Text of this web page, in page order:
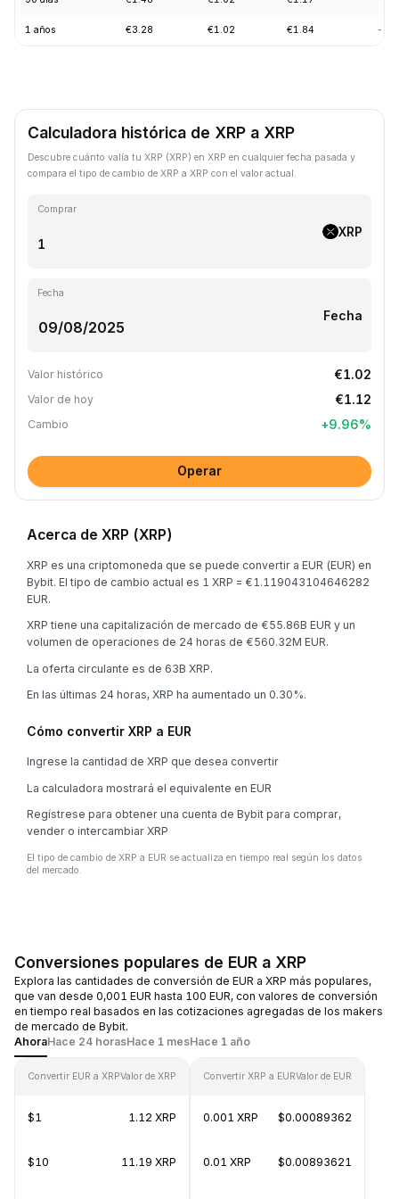
1 años €3.28 €1.02 €1.84 -
Calculadora histórica de XRP a XRP
Descubre cuánto valía tu XRP (XRP) en XRP en cualquier fecha pasada y
compara el tipo de cambio de XRP a XRP con el valor actual.
Comprar
XRP
Fecha
Fecha
Valor histórico €1.02
Valor de hoy €1.12
Cambio +9.96%
Operar
Acerca de XRP (XRP)
XRP es una criptomoneda que se puede convertir a EUR (EUR) en
Bybit. El tipo de cambio actual es 1 XRP = €1.119043104646282
EUR.
XRP tiene una capitalización de mercado de €55.86B EUR y un
volumen de operaciones de 24 horas de €560.32M EUR.
La oferta circulante es de 63B XRP.
En las últimas 24 horas, XRP ha aumentado un 0.30%.
Cómo convertir XRP a EUR
Ingrese la cantidad de XRP que desea convertir
La calculadora mostrará el equivalente en EUR
Regístrese para obtener una cuenta de Bybit para comprar,
vender o intercambiar XRP
El tipo de cambio de XRP a EUR se actualiza en tiempo real según los datos
del mercado.
Conversiones populares de EUR a XRP
Explora las cantidades de conversión de EUR a XRP más populares,
que van desde 0,001 EUR hasta 100 EUR, con valores de conversión
en tiempo real basados en las cotizaciones agregadas de los makers
de mercado de Bybit.
AhoraHace 24 horasHace 1 mesHace 1 año
Convertir EUR a XRPValor de XRP
$1 1.12 XRP
$10 11.19 XRP
Convertir XRP a EURValor de EUR
0.001 XRP $0.00089362
0.01 XRP $0.00893621